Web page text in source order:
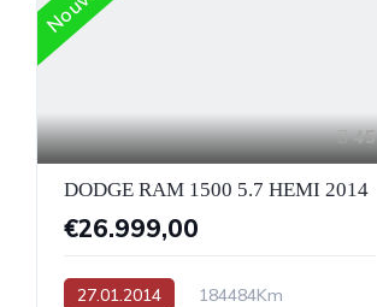
45
DODGE RAM 1500 5.7 HEMI 2014
€26.999,00
27.01.2014
184484Km